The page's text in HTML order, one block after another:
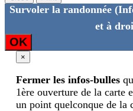
Survoler la randonnée
et à
OK
×
Fermer les infos-bulles
1ère ouverture de la carte
un point quelconque de la